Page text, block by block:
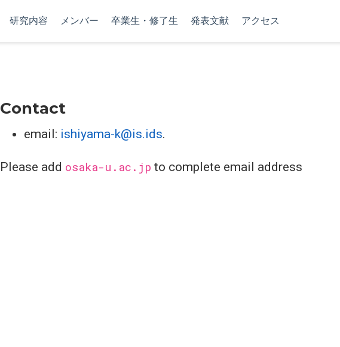
研究内容 メンバー 卒業生・修了生 発表文献 アクセス
Contact
email: ishiyama-k@is.ids.
Please add osaka-u.ac.jp to complete email address